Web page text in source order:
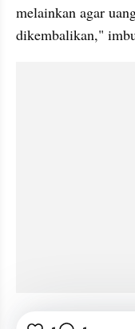
melainkan agar
dikembalikan,"